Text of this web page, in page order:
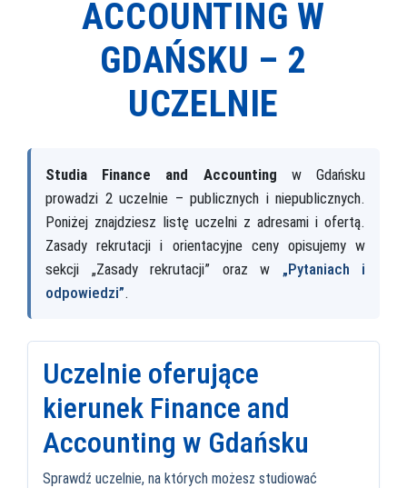
ACCOUNTING W
GDAŃSKU – 2
UCZELNIE
Studia Finance and Accounting w Gdańsku
prowadzi 2 uczelnie – publicznych i niepublicznych.
Poniżej znajdziesz listę uczelni z adresami i ofertą.
Zasady rekrutacji i orientacyjne ceny opisujemy w
sekcji „Zasady rekrutacji” oraz w „Pytaniach i
odpowiedzi”.
Uczelnie oferujące
kierunek Finance and
Accounting w Gdańsku
Sprawdź uczelnie, na których możesz studiować